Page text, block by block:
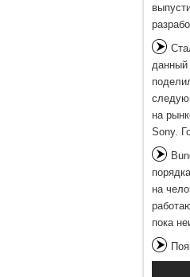
данный
на
Sony.
на
пока